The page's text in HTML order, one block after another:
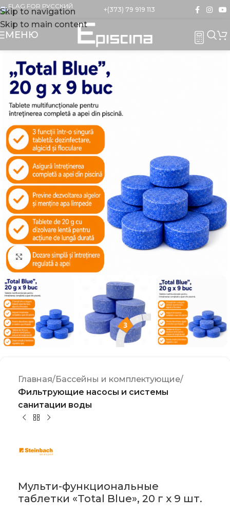
Skip to navigation
Skip to main content
+(373) 79 919 113
МЕНЮ
Click to enlarge
Главная Бассейны и комплектующие
Фильтрующие насосы и системы
санитации воды
Мульти-функциональные
таблетки «Total Blue», 20 г x 9 шт.